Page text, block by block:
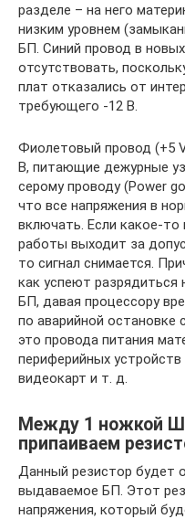
разделе – на него
низким уровнем
БП. Синий провод в
отсутствовать,
плат отказались от
требующего -12 В.
Фиолетовый провод (+5
В, питающие дежурные
серому проводу (Power
что все напряжения в
включать. Если какое-то
работы выходит за
то сигнал снимается.
как успеют
БП, давая процессору
по аварийной остановке
это провода питания
периферийных
видеокарт и т. д.
Между 1 ножкой
припаиваем
Данный резистор будет
выдаваемое БП. Этот
напряжения, который